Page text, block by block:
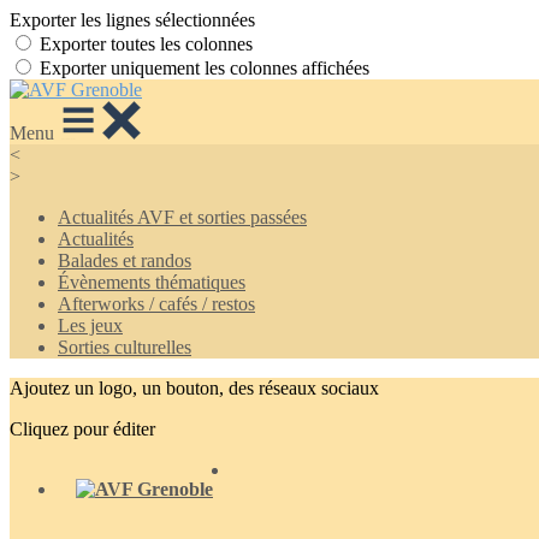
Exporter les lignes sélectionnées
Exporter toutes les colonnes
Exporter uniquement les colonnes affichées
Menu
<
>
Actualités AVF et sorties passées
Actualités
Balades et randos
Évènements thématiques
Afterworks / cafés / restos
Les jeux
Sorties culturelles
Ajoutez un logo, un bouton, des réseaux sociaux
Cliquez pour éditer